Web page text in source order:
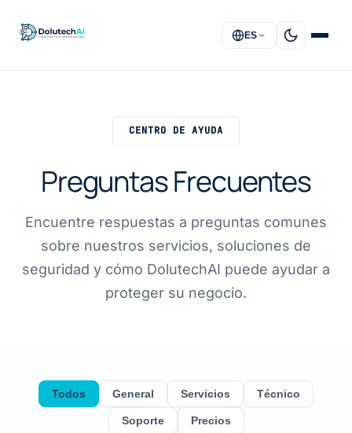
SERVICIOS
ACERCA DE
CONTACTO
ES
CENTRO DE AYUDA
Preguntas Frecuentes
Encuentre respuestas a preguntas comunes
sobre nuestros servicios, soluciones de
seguridad y cómo DolutechAI puede ayudar a
proteger su negocio.
Todos General Servicios Técnico
Soporte Precios